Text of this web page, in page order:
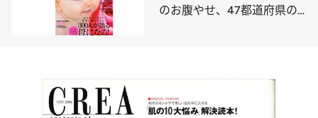
のお腹やせ、47都道府県の